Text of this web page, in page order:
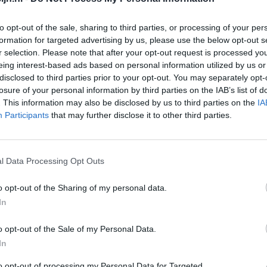
opt-out of the sale, sharing to third parties, or processing of your
for targeted advertising by us, please use the below opt-out
selection. Please note that after your opt-out request is processed
interest-based ads based on personal information utilized by us
to third parties prior to your opt-out. You may separately
of your personal information by third parties on the IAB’s list of
This information may also be disclosed by us to third parties on the
Participants that may further disclose it to other third parties.
Data Processing Opt Outs
opt-out of the Sharing of my personal data.
opt-out of the Sale of my Personal Data.
Bloeddruk - betablokkers
Epilepsie
Antibiotica - urineweginfectie
Depressie - antidepressiva overig
Depressie - antidepressiva TCA
Depressie - antidepressiva overig
Anticonceptie - eenfase
Depressie - antidepressiva SSRI
Psychose / schizofrenie - antipsychotica
Verslavingsziekten
Anticonceptie - overig